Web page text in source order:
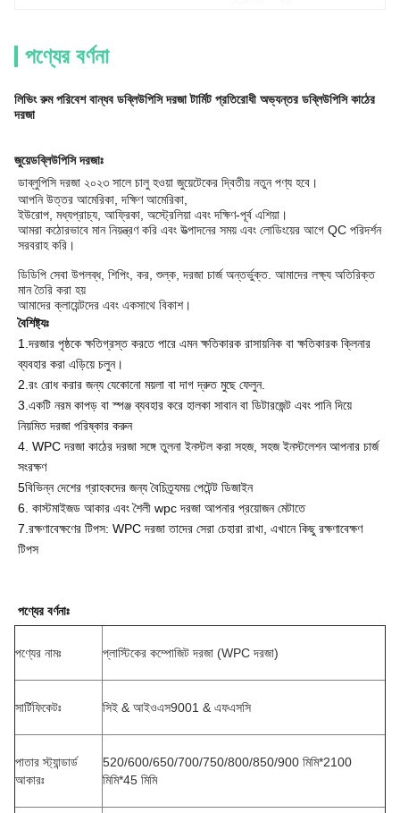
পণ্যের বর্ণনা
লিভিং রুম পরিবেশ বান্ধব ডব্লিউপিসি দরজা টার্মিট প্রতিরোধী অভ্যন্তর ডব্লিউপিসি কাঠের
দরজা
জুয়েডব্লিউপিসি দরজাঃ
ডাব্লুপিসি দরজা ২০২৩ সালে চালু হওয়া জুয়েটেকের দ্বিতীয় নতুন পণ্য হবে।
আপনি উত্তর আমেরিকা, দক্ষিণ আমেরিকা,
ইউরোপ, মধ্যপ্রাচ্য, আফ্রিকা, অস্ট্রেলিয়া এবং দক্ষিণ-পূর্ব এশিয়া।
আমরা কঠোরভাবে মান নিয়ন্ত্রণ করি এবং উত্পাদনের সময় এবং লোডিংয়ের আগে QC পরিদর্শন
সরবরাহ করি।
ডিডিপি সেবা উপলব্ধ, শিপিং, কর, শুল্ক, দরজা চার্জ অন্তর্ভুক্ত. আমাদের লক্ষ্য অতিরিক্ত
মান তৈরি করা হয়
আমাদের ক্লায়েন্টদের এবং একসাথে বিকাশ।
বৈশিষ্ট্যঃ
1.দরজার পৃষ্ঠকে ক্ষতিগ্রস্ত করতে পারে এমন ক্ষতিকারক রাসায়নিক বা ক্ষতিকারক ক্লিনার
ব্যবহার করা এড়িয়ে চলুন।
2. রং রোধ করার জন্য যেকোনো ময়লা বা দাগ দ্রুত মুছে ফেলুন.
3. একটি নরম কাপড় বা স্পঞ্জ ব্যবহার করে হালকা সাবান বা ডিটারজেন্ট এবং পানি দিয়ে
নিয়মিত দরজা পরিষ্কার করুন
4. WPC দরজা কাঠের দরজা সঙ্গে তুলনা ইনস্টল করা সহজ, সহজ ইনস্টলেশন আপনার চার্জ
সংরক্ষণ
5বিভিন্ন দেশের গ্রাহকদের জন্য বৈচিত্র্যময় পেটেন্ট ডিজাইন
6. কাস্টমাইজড আকার এবং শৈলী wpc দরজা আপনার প্রয়োজন মেটাতে
7. রক্ষণাবেক্ষণের টিপস: WPC দরজা তাদের সেরা চেহারা রাখা, এখানে কিছু রক্ষণাবেক্ষণ
টিপস
পণ্যের বর্ণনাঃ
পণ্যের নামঃ প্লাস্টিকের কম্পোজিট দরজা (WPC দরজা)
সার্টিফিকেটঃ সিই & আইওএস9001 & এফএসসি
পাতার স্ট্যান্ডার্ড
আকারঃ
520/600/650/700/750/800/850/900 মিমি*2100
মিমি*45 মিমি